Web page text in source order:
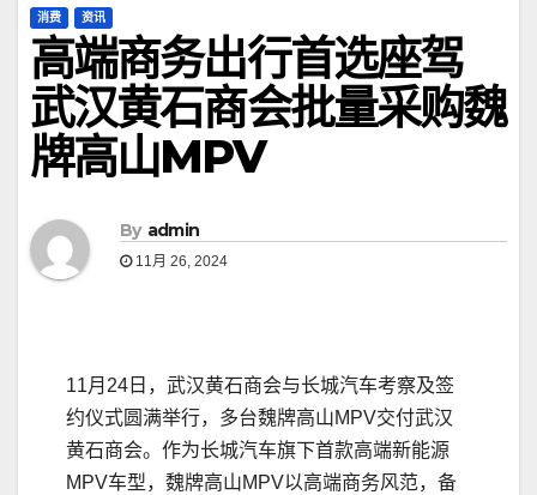
消费 资讯
高端商务出行首选座驾
武汉黄石商会批量采购魏
牌高山MPV
By admin
11月 26, 2024
11月24日，武汉黄石商会与长城汽车考察及签
约仪式圆满举行，多台魏牌高山MPV交付武汉
黄石商会。作为长城汽车旗下首款高端新能源
MPV车型，魏牌高山MPV以高端商务风范，备